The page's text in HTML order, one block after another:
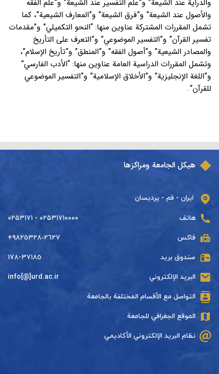
والدراية عند الشيعة” و”علم التفسير عند الشيعة” و”علم الفقه
والأصول عند الشيعة” و”فرق الشيعة” و”المعارف الشيعية”، كما
تشمل المقررات المشتركة عناوين منها: “النحو التكميلي” و”مقدمات
تفسير القرآن” و”التفسير الموضوعي” و”التعرف على التأريخ
والمصادر الشيعية” و”أصول الفقه” و”المنطق” و”تأريخ الإسلام”،
وتشمل المقررات الدراسية العامة عناوين منها: “الأدب الفارسي”
و”اللغة الإنجليزية” و”الأخلاق الإسلامية” و”التفسير الموضوعي
للقرآن”.
هيكل الجامعة ومراكزها
ایران - قم - پردیسان
هاتف ۰۲۵۳۱۷۱۰۰۰۰ - ۰۲۵۳۱۷۱
فاكس +٩٨٢٥٣٢٨٠٢٦٢٧
صندوق بريد ٣٧١٨٥-١٧٨
البريد الإلكتروني info[@]urd.ac.ir
التواصل مع الأقسام المختلفة بالجامعة
الموقع الجغرافي للجامعة
نظام البريد الإلكتروني الأكاديمي